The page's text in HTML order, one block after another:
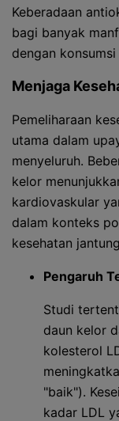
Keberadaan
bagi banyak
dengan
Menjaga
Pemeliharaan
utama dalam
menyeluruh.
kelor
kardiovaskular
dalam konteks
kesehatan
Pengaruh
Studi
daun kelor
kolesterol
"baik").
kadar LDL